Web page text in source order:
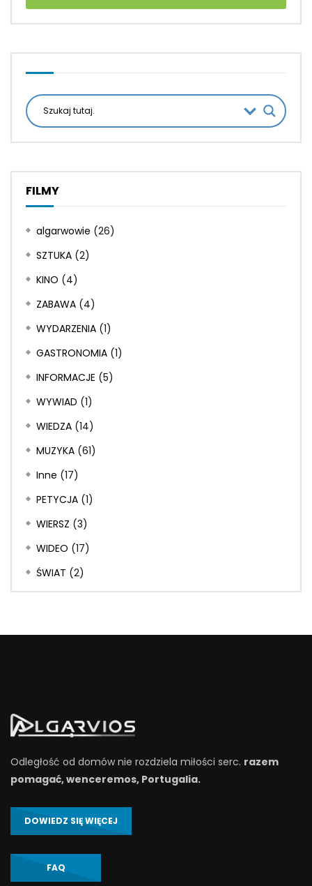
FILMY
algarwowie (26)
SZTUKA (2)
KINO (4)
ZABAWA (4)
WYDARZENIA (1)
GASTRONOMIA (1)
INFORMACJE (5)
WYWIAD (1)
WIEDZA (14)
MUZYKA (61)
Inne (17)
PETYCJA (1)
WIERSZ (3)
WIDEO (17)
ŚWIAT (2)
Odległość od domów nie rozdziela miłości serc. razem
pomagać, wenceremos, Portugalia.
DOWIEDZ SIĘ WIĘCEJ
FAQ